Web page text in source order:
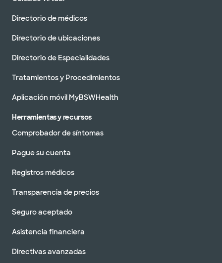
No se aceptan
previa
Baylor Scott & White Medical
Center - Templo
DIRECCIONES
Directorio de médicos
Directorio de ubicaciones
Directorio de Especialidades
Tratamientos y Procedimientos
Aplicación móvil MyBSWHealth
Herramientas y recursos
Comprobador de síntomas
Pague su cuenta
Registros médicos
Transparencia de precios
Seguro aceptado
Asistencia financiera
Directivas avanzadas